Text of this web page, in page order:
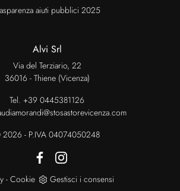
aiuti pubblici 2025
Alvi Srl
Via del Terziario, 22
36016 - Thiene (Vicenza)
Tel. +39 0445381126
- P.IVA 04074050248
- Cookie Gestisci i consensi